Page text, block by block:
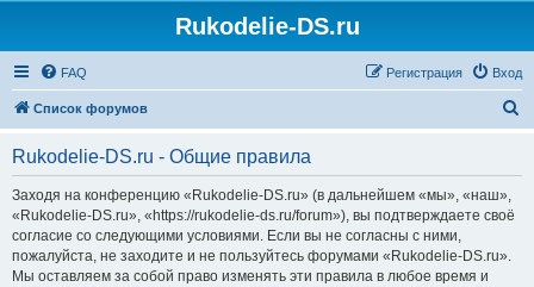
Rukodelie-DS.ru
FAQ Вход
Регистрация
Список форумов
Rukodelie-DS.ru - Общие правила
Заходя на конференцию «Rukodelie-DS.ru» (в дальнейшем «мы», «наш»,
«Rukodelie-DS.ru», «https://rukodelie-ds.ru/forum»), вы подтверждаете своё
согласие со следующими условиями. Если вы не согласны с ними,
пожалуйста, не заходите и не пользуйтесь форумами «Rukodelie-DS.ru».
Мы оставляем за собой право изменять эти правила в любое время и